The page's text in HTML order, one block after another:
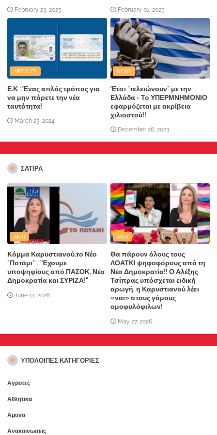
February 23, 2025 February 01, 2025
ARTICLES
Ε.Κ : Ένας απλός τρόπος για
να μην πάρετε την νέα
ταυτότητα!
March 23, 2024
NEWS
Έτσι "τελειώνουν" με την
Ελλάδα - Το ΥΠΕΡΜΝΗΜΟΝΙΟ
εφαρμόζεται με ακρίβεια
χιλιοστού!!
December 26, 2023
ΣΑΤΙΡΑ
ANTI
Κόμμα Καρυστιανού,το Νέο
"Ποτάμι" : "Έχουμε
υποψηφίους από ΠΑΣΟΚ, Νέα
Δημοκρατία και ΣΥΡΙΖΑ!"
June 13, 2026
ANTI
Θα πάρουν όλους τους
ΛΟΑΤΚΙ ψηφοφόρους από τη
Νέα Δημοκρατία!! Ο Αλέξης
Τσίπρας υπόσχεται ειδική
αρωγή, η Καρυστιανού λέει
«ναι» στους γάμους
ομοφυλόφιλων!
May 27, 2026
ΥΠΌΛΟΙΠΕΣ ΚΑΤΗΓΟΡΊΕΣ
Αγροτες
Αθλητικα
Αμυνα
Ανακοινωσεις